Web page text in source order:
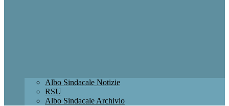
Albo Sindacale Notizie
RSU
Albo Sindacale Archivio